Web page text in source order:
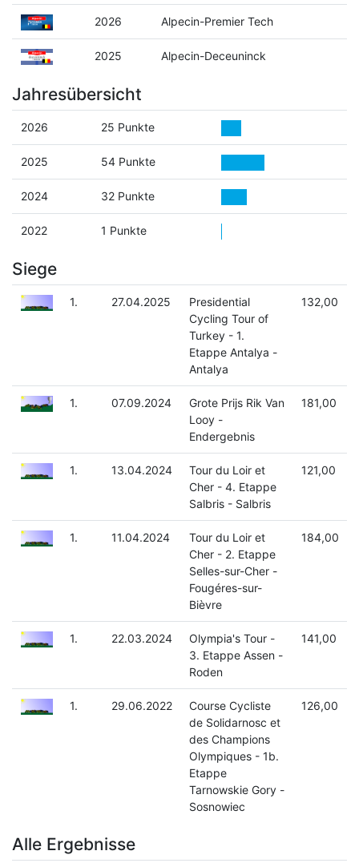
2026 Alpecin-Premier Tech
2025 Alpecin-Deceuninck
Jahresübersicht
2026 25 Punkte
2025 54 Punkte
2024 32 Punkte
2022 1 Punkte
Siege
1. 27.04.2025
Presidential
Cycling Tour of
Turkey - 1.
Etappe Antalya -
Antalya
132,00
1. 07.09.2024
Grote Prijs Rik Van
Looy -
Endergebnis
181,00
1. 13.04.2024
Tour du Loir et
Cher - 4. Etappe
Salbris - Salbris
121,00
1. 11.04.2024
Tour du Loir et
Cher - 2. Etappe
Selles-sur-Cher -
Fougéres-sur-
Bièvre
184,00
1. 22.03.2024
Olympia's Tour -
3. Etappe Assen -
Roden
141,00
1. 29.06.2022
Course Cycliste
de Solidarnosc et
des Champions
Olympiques - 1b.
Etappe
Tarnowskie Gory -
Sosnowiec
126,00
Alle Ergebnisse